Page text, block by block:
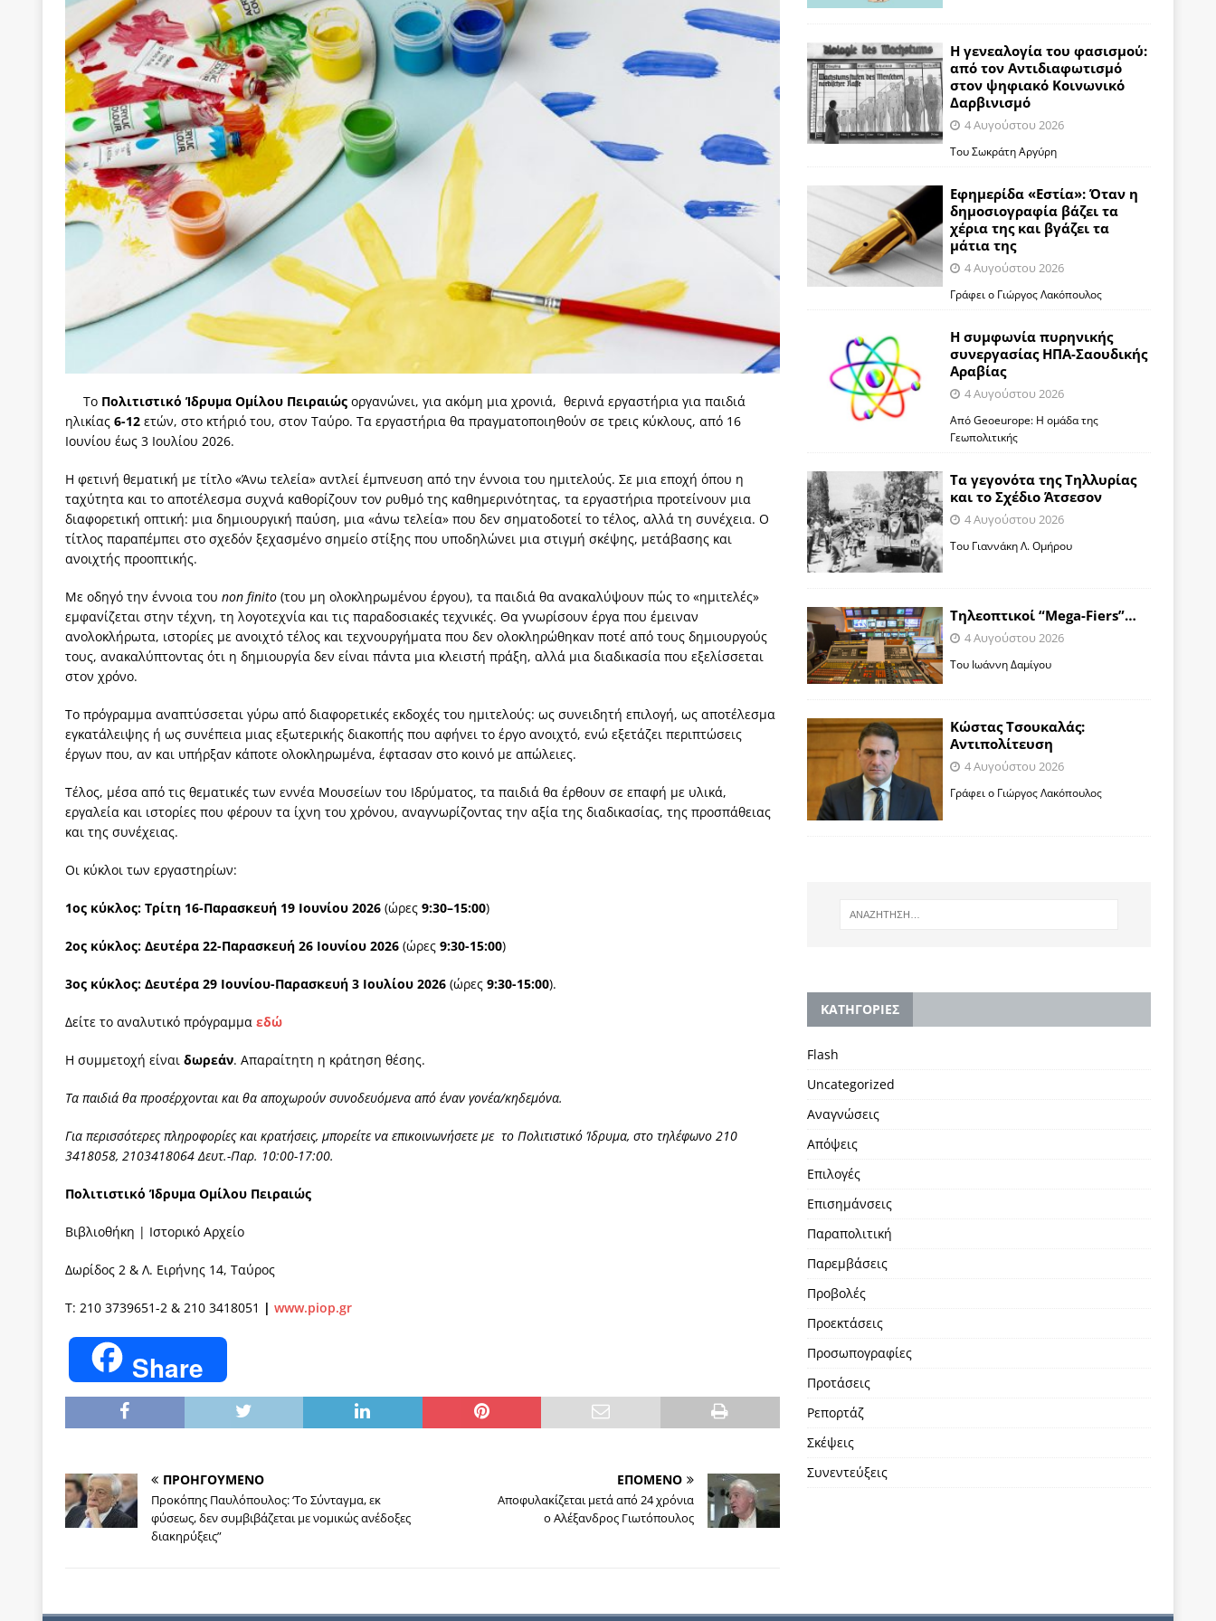
[ 22 Μαΐου 2020 ] Μακάριος Λαζαρίδης: Έργο!
ΠΡΟΣΩΠΟΓΡΑΦΙΕΣ
[ 4 Αυγούστου 2026 ] Θα ανήκεις όπου ανήκει το νερό
ΑΝΑΓΝΩΣΕΙΣ
[ 4 Αυγούστου 2026 ] Η γενεαλογία του φασισμού: από τον Αντιδιαφωτισμό στον ψηφιακό Κοινωνικό Δαρβινισμό
ΠΑΡΕΜΒΑΣΕΙΣ
[ 4 Αυγούστου 2026 ] Εφημερίδα «Εστία»: Όταν η δημοσιογραφία βάζει τα χέρια της και βγάζει τα μάτια της
ΑΠΟΨΕΙΣ
[ 4 Αυγούστου 2026 ]
Η συμφωνία πυρηνικής συνεργασίας ΗΠΑ-Σαουδικής Αραβίας
ΑΠΟΨΕΙΣ
[ 4 Αυγούστου 2026 ]
Τα γεγονότα της Τηλλυρίας και το Σχέδιο Άτσεσον
ΑΠΟΨΕΙΣ
[ 4 Αυγούστου 2026 ] Tηλεοπτικοί “Mega-Fiers”…
ΑΠΟΨΕΙΣ
[ 4 Αυγούστου 2026 ] Κώστας Τσουκαλάς: Αντιπολίτευση
ΠΡΟΒΟΛΕΣ
[ 4 Αυγούστου 2026 ]
Ο Ιωάννης Μεταξάς και η 4η Αυγούστου: Πώς ένας αποτυχημένος κοινοβουλευτικός έγινε
δικτάτορας
ΕΠΙΛΟΓΕΣ
Η ελευθεροτυπία δεν απειλείται και δεν εκβιάζεται
ΠΑΡΕΜΒΑΣΕΙΣ
[ 3 Αυγούστου 2026 ]
ΠΑΣΟΚ ή ΕΛ.ΑΣ.; Γιατί η μάχη της δεύτερης θέσης είναι (πολύ) ανοιχτή ακόμη. Προς αναμέτρηση
των δύο κομμάτων και όχι Ανδρουλάκη -Τσίπρα.
ΑΠΟΨΕΙΣ
μπορούν να φέρουν την αλλαγή
ΠΡΟΕΚΤΑΣΕΙΣ
[ 3 Αυγούστου 2026 ] Γιατί λιγοστεύουν «τα χρόνια της αθωότητας;» Το «αίνιγμα»και η «λύση» του μέσα από τον
εμβληματικό «Πολίτη Κέιν»
ΠΑΡΕΜΒΑΣΕΙΣ
[ 3 Αυγούστου 2026 ]
Το γάλλιο και η γεωπολιτική ισχύς για την Ελλάδα
ΑΠΟΨΕΙΣ
[ 3 Αυγούστου 2026 ] «Εδοξάσθη κρυπτομένη και εγελοιοποιήθη εμφανιζόμενη»: Το άδοξο βήμα της Μ. Καρυστιανού
ΠΑΡΕΜΒΑΣΕΙΣ
Το Πολιτιστικό Ίδρυμα Ομίλου Πειραιώς οργανώνει, για ακόμη μια χρονιά, θερινά εργαστήρια για παιδιά
ηλικίας 6-12 ετών, στο κτήριό του, στον Ταύρο. Τα εργαστήρια θα πραγματοποιηθούν σε τρεις κύκλους, από 16
Ιουνίου έως 3 Ιουλίου 2026.
Η φετινή θεματική με τίτλο «Άνω τελεία» αντλεί έμπνευση από την έννοια του ημιτελούς. Σε μια εποχή όπου η
ταχύτητα και το αποτέλεσμα συχνά καθορίζουν τον ρυθμό της καθημερινότητας, τα εργαστήρια προτείνουν μια
διαφορετική οπτική: μια δημιουργική παύση, μια «άνω τελεία» που δεν σηματοδοτεί το τέλος, αλλά τη συνέχεια. Ο
τίτλος παραπέμπει στο σχεδόν ξεχασμένο σημείο στίξης που υποδηλώνει μια στιγμή σκέψης, μετάβασης και
ανοιχτής προοπτικής.
Με οδηγό την έννοια του non finito (του μη ολοκληρωμένου έργου), τα παιδιά θα ανακαλύψουν πώς το «ημιτελές»
εμφανίζεται στην τέχνη, τη λογοτεχνία και τις παραδοσιακές τεχνικές. Θα γνωρίσουν έργα που έμειναν
ανολοκλήρωτα, ιστορίες με ανοιχτό τέλος και τεχνουργήματα που δεν ολοκληρώθηκαν ποτέ από τους δημιουργούς
τους, ανακαλύπτοντας ότι η δημιουργία δεν είναι πάντα μια κλειστή πράξη, αλλά μια διαδικασία που εξελίσσεται
στον χρόνο.
Το πρόγραμμα αναπτύσσεται γύρω από διαφορετικές εκδοχές του ημιτελούς: ως συνειδητή επιλογή, ως αποτέλεσμα
εγκατάλειψης ή ως συνέπεια μιας εξωτερικής διακοπής που αφήνει το έργο ανοιχτό, ενώ εξετάζει περιπτώσεις
έργων που, αν και υπήρξαν κάποτε ολοκληρωμένα, έφτασαν στο κοινό με απώλειες.
Τέλος, μέσα από τις θεματικές των εννέα Μουσείων του Ιδρύματος, τα παιδιά θα έρθουν σε επαφή με υλικά,
εργαλεία και ιστορίες που φέρουν τα ίχνη του χρόνου, αναγνωρίζοντας την αξία της διαδικασίας, της προσπάθειας
και της συνέχειας.
Οι κύκλοι των εργαστηρίων:
1ος κύκλος: Τρίτη 16-Παρασκευή 19 Ιουνίου 2026 (ώρες 9:30–15:00)
2ος κύκλος: Δευτέρα 22-Παρασκευή 26 Ιουνίου 2026 (ώρες 9:30-15:00)
3ος κύκλος: Δευτέρα 29 Ιουνίου-Παρασκευή 3 Ιουλίου 2026 (ώρες 9:30-15:00).
Δείτε το αναλυτικό πρόγραμμα εδώ
Η συμμετοχή είναι δωρεάν. Απαραίτητη η κράτηση θέσης.
Τα παιδιά θα προσέρχονται και θα αποχωρούν συνοδευόμενα από έναν γονέα/κηδεμόνα.
Για περισσότερες πληροφορίες και κρατήσεις, μπορείτε να επικοινωνήσετε με το Πολιτιστικό Ίδρυμα, στο τηλέφωνο 210
3418058, 2103418064 Δευτ.-Παρ. 10:00-17:00.
Πολιτιστικό Ίδρυμα Ομίλου Πειραιώς
Βιβλιοθήκη | Ιστορικό Αρχείο
Δωρίδος 2 & Λ. Ειρήνης 14, Ταύρος
Τ: 210 3739651-2 & 210 3418051 | www.piop.gr
Share
ΠΡΟΗΓΟΥΜΕΝΟ
Προκόπης Παυλόπουλος: ‘Το Σύνταγμα, εκ
φύσεως, δεν συμβιβάζεται με νομικώς ανέδοξες
διακηρύξεις”
ΕΠΟΜΕΝΟ
Αποφυλακίζεται μετά από 24 χρόνια
ο Αλέξανδρος Γιωτόπουλος
Η γενεαλογία του φασισμού:
από τον Αντιδιαφωτισμό
στον ψηφιακό Κοινωνικό
Δαρβινισμό
4 Αυγούστου 2026
Του Σωκράτη Αργύρη
Εφημερίδα «Εστία»: Όταν η
δημοσιογραφία βάζει τα
χέρια της και βγάζει τα
μάτια της
4 Αυγούστου 2026
Γράφει ο Γιώργος Λακόπουλος
Η συμφωνία πυρηνικής
συνεργασίας ΗΠΑ-Σαουδικής
Αραβίας
4 Αυγούστου 2026
Από Geoeurope: H ομάδα της
Γεωπολιτικής
Τα γεγονότα της Τηλλυρίας
και το Σχέδιο Άτσεσον
4 Αυγούστου 2026
Toυ Γιαννάκη Λ. Ομήρου
Tηλεοπτικοί “Mega-Fiers”…
4 Αυγούστου 2026
Toυ Ιωάννη Δαμίγου
Κώστας Τσουκαλάς:
Αντιπολίτευση
4 Αυγούστου 2026
Γράφει ο Γιώργος Λακόπουλος
KΑΤΗΓΟΡΙΕΣ
Flash
Uncategorized
Αναγνώσεις
Απόψεις
Επιλογές
Επισημάνσεις
Παραπολιτική
Παρεμβάσεις
Προβολές
Προεκτάσεις
Προσωπογραφίες
Προτάσεις
Ρεπορτάζ
Σκέψεις
Συνεντεύξεις